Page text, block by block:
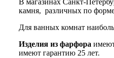
В магазинах Санкт-
камня, различных по
Для ванных комнат
Изделия из фарфора
имеют гарантию 25 лет.